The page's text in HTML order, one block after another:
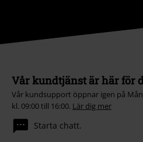
Vår kundtjänst är här för
Vår kundsupport öppnar igen på
kl. 09:00 till 16:00. Lär dig mer
Starta chatt.